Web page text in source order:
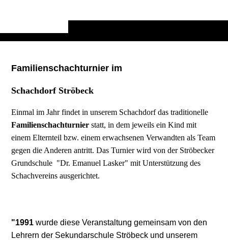
Familienschachturnier im
Schachdorf Ströbeck
Einmal im Jahr findetin unserem Schachdorf das traditionelle
Familienschachturnier statt, in dem jeweils ein Kind mit
einem Elternteil bzw. einem erwachsenen Verwandten als Team
gegen die Anderen antritt. Das Turnier wird von der Ströbecker
Grundschule "Dr. Emanuel Lasker" mit Unterstützung des
Schachvereins ausgerichtet.
"1991 wurde diese Veranstaltung gemeinsam von den
Lehrern der Sekundarschule Ströbeck und unserem